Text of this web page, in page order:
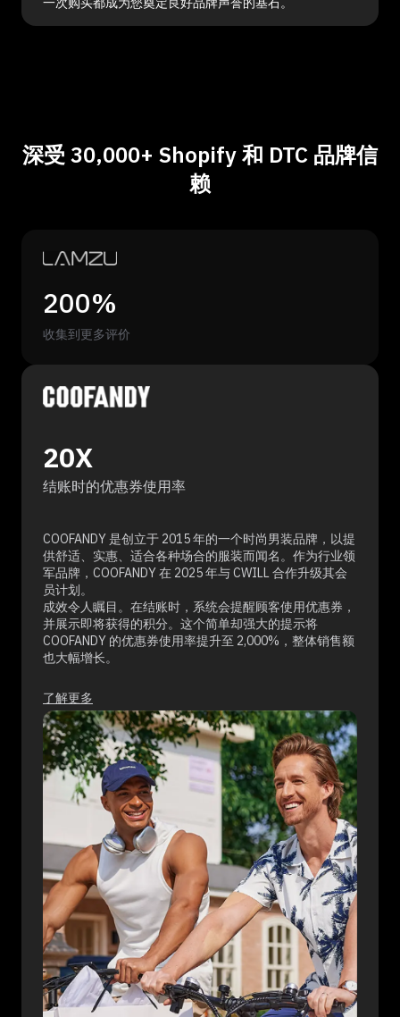
深受 30,000+ Shopify 和 DTC 品牌信
赖
200%
收集到更多评价
20X
结账时的优惠券使用率
COOFANDY 是创立于 2015 年的一个时尚男装品牌，以提
供舒适、实惠、适合各种场合的服装而闻名。作为行业领
军品牌，COOFANDY 在 2025 年与 CWILL 合作升级其会
员计划。
成效令人瞩目。在结账时，系统会提醒顾客使用优惠券，
并展示即将获得的积分。这个简单却强大的提示将
COOFANDY 的优惠券使用率提升至 2,000%，整体销售额
也大幅增长。
了解更多